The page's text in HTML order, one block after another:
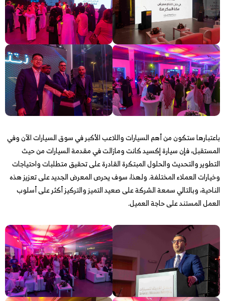
باعتبارها ستكون من أهم السيارات واللاعب الأكبر في سوق السيارات الآن وفي
المستقبل، فإن سيارة إكسيد كانت ومازالت في مقدمة السيارات من حيث
التطوير والتحديث والحلول المبتكرة القادرة على تحقيق متطلبات واحتياجات
وخيارات العملاء المختلفة. ولهذا، سوف يحرص المعرض الجديد على تعزيز هذه
الناحية، وبالتالي سمعة الشركة على صعيد التميز والتركيز أكثر على أسلوب
العمل المستند على حاجة العميل.